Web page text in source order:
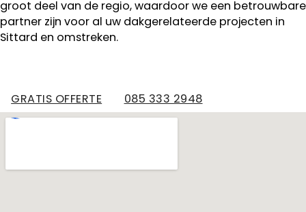
groot deel van de regio, waardoor we een betrouwbare
partner zijn voor al uw dakgerelateerde projecten in
Sittard en omstreken.
GRATIS OFFERTE 085 333 2948